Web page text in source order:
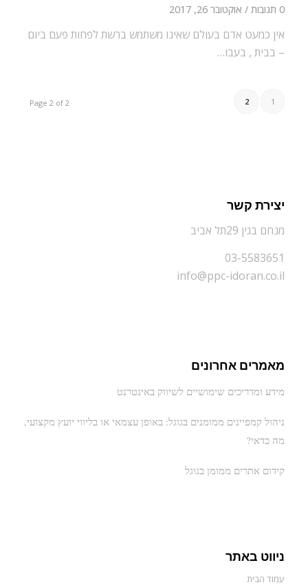
0 תגובות / אוקטובר 26, 2017
אין כמעט אדם בעולם שאינו משתמש ברשת לפחות פעם ביום
– בבית , בעבו…
Page 2 of 2 1
2
יצירת קשר
מנחם בגין 29תל אביב
03-5583651
info@ppc-idoran.co.il
מאמרים אחרונים
מידע ומדריכים שימושיים לשיווק באינטרנט
ניהול קמפיינים ממומנים בגוגל: באופן עצמאי או בליווי יועץ מקצועי,
מה כדאי?
קידום אתרים ממומן בגוגל
ניווט באתר
עמוד הבית